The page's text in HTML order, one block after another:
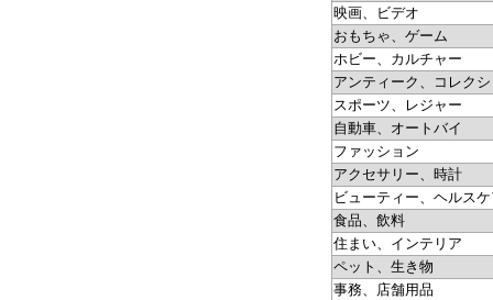
映画、ビデオ
おもちゃ、ゲーム
ホビー、カルチャー
アンティーク、コレク
スポーツ、レジャー
自動車、オートバイ
ファッション
アクセサリー、時計
ビューティー、ヘルス
食品、飲料
住まい、インテリア
ペット、生き物
事務、店舗用品